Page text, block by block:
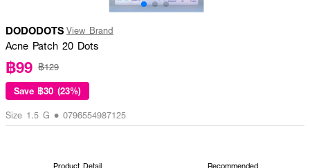
DODODOTS View Brand
Acne Patch 20 Dots
฿99 ฿129
Save ฿30 (23%)
Size 1.5 G • 0796554987125
Product Detail Recommended